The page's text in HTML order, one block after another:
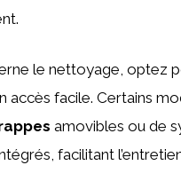
le nettoyage, optez
accès facile. Certains
amovibles ou de
facilitant